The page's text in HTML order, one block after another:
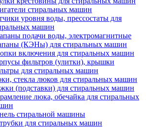
стиральных машин
уровня воды, прессостаты для
машин
подачи воды, электромагнитные
(КЭНы) для стиральных машин
включения для стиральных машин
фильтров (улитки), крышки
для стиральных машин
стекла люков для стиральных машин
(подставки) для стиральных машин
люка, обечайка для стиральных
стиральной машины
для стиральных машин